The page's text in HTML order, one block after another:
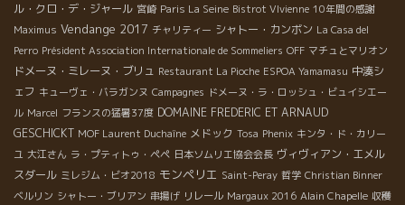
ル・クロ・デ・ジャール 宮崎 Paris La Seine Bistrot VIvienne 10年間の感謝
Maximus Vendange 2017 チャリティー シャトー・カンボン La Casa del
Perro Président Association Internationale de Sommeliers OFF マチュとマリオン
ドメーヌ・ミレーヌ・ブリュ Restaurant La Pioche ESPOA Yamamasu 中湊シ
ェフ キューヴェ・バラガンヌ Campagnes ドメーヌ・ラ・ロッシュ・ビュイシエー
ル Marcel フランスの猛暑37度 DOMAINE FREDERIC ET ARNAUD
GESCHICKT MOF Laurent Duchaîne メドック Tosa Phenix キンタ・ド・カリー
ユ 大江さん ラ・プティトゥ・ペペ 日本ソムリエ協会会長 ヴィヴィアン・エメル
スダール ミレジム・ビオ2018 モンペリエ Saint-Peray 哲学 Christian Binner
ベルリン シャトー・ブリアン 串揚げ リレール Margaux 2016 Alain Chapelle 収穫